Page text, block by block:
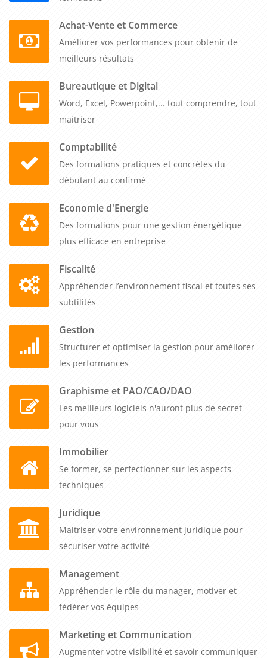
Achat-Vente et Commerce
Améliorer vos performances pour obtenir de
meilleurs résultats
Bureautique et Digital
Word, Excel, Powerpoint,... tout comprendre, tout
maitriser
Comptabilité
Des formations pratiques et concrètes du
débutant au confirmé
Economie d'Energie
Des formations pour une gestion énergétique
plus efficace en entreprise
Fiscalité
Appréhender l’environnement fiscal et toutes ses
subtilités
Gestion
Structurer et optimiser la gestion pour améliorer
les performances
Graphisme et PAO/CAO/DAO
Les meilleurs logiciels n'auront plus de secret
pour vous
Immobilier
Se former, se perfectionner sur les aspects
techniques
Juridique
Maitriser votre environnement juridique pour
sécuriser votre activité
Management
Appréhender le rôle du manager, motiver et
fédérer vos équipes
Marketing et Communication
Augmenter votre visibilité et savoir communiquer